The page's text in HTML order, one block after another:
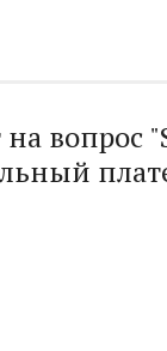
вопрос